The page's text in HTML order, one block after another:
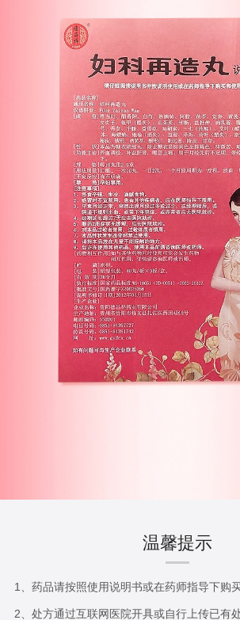
温馨提示
1、药品请按照使用说明书或在药师指导下购
2、处方通过互联网医院开具或自行上传已有